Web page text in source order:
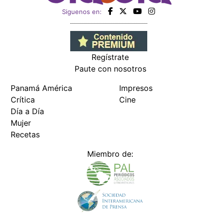
Siguenos en:
Regístrate
Paute con nosotros
Panamá América
Crítica
Día a Día
Mujer
Recetas
Impresos
Cine
Miembro de: